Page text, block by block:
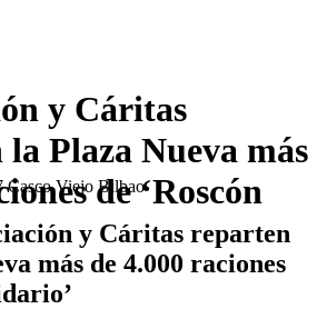
y Cáritas
Plaza Nueva más
de ‘Roscón
y Cáritas reparten
más de 4.000 raciones